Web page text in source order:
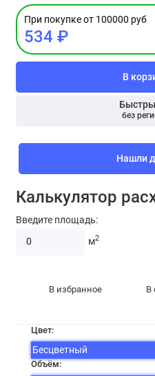
При покупке от 100000 руб
534 ₽
В
без
Нашли
Калькулятор
Введите площадь:
м2
В избранное В
Цвет:
Бесцветный
Объём: